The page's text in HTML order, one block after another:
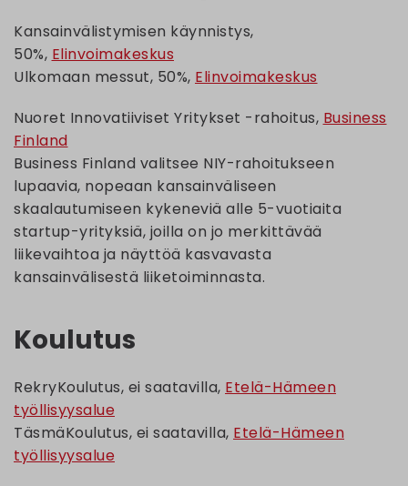
Kansainvälistymisen käynnistys,
50%, Elinvoimakeskus
Ulkomaan messut, 50%, Elinvoimakeskus
Nuoret Innovatiiviset Yritykset -rahoitus, Business
Finland
Business Finland valitsee NIY-rahoitukseen
lupaavia, nopeaan kansainväliseen
skaalautumiseen kykeneviä alle 5-vuotiaita
startup-yrityksiä, joilla on jo merkittävää
liikevaihtoa ja näyttöä kasvavasta
kansainvälisestä liiketoiminnasta.
Koulutus
RekryKoulutus, ei saatavilla, Etelä-Hämeen
työllisyysalue
TäsmäKoulutus, ei saatavilla, Etelä-Hämeen
työllisyysalue